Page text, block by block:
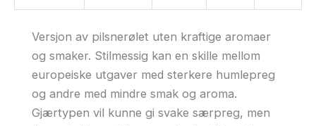
Versjon av pilsnerølet uten kraftige aromaer
og smaker. Stilmessig kan en skille mellom
europeiske utgaver med sterkere humlepreg
og andre med mindre smak og aroma.
Gjærtypen vil kunne gi svake særpreg, men